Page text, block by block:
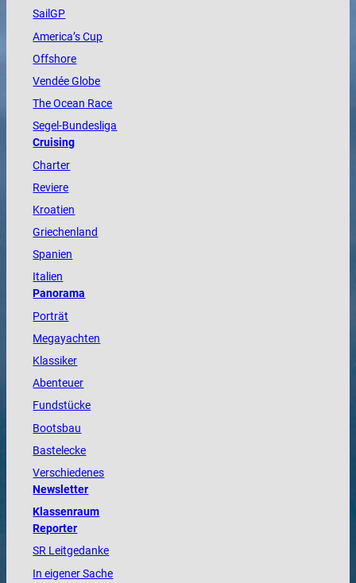
SailGP
America’s Cup
Offshore
VendéeGlobe
TheOcean Race
Segel-Bundesliga
Cruising
Charter
Reviere
Kroatien
Griechenland
Spanien
Italien
Panorama
Porträt
Megayachten
Klassiker
Abenteuer
Fundstücke
Bootsbau
Bastelecke
Verschiedenes
Newsletter
Klassenraum
Reporter
SR Leitgedanke
In eigener Sache